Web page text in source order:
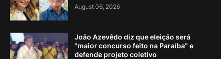
August 06, 2026
João Azevêdo diz que eleição será
"maior concurso feito na Paraíba" e
defende projeto coletivo